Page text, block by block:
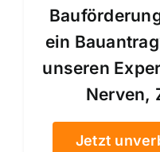
ein
unseren
Nerven,
Jetzt